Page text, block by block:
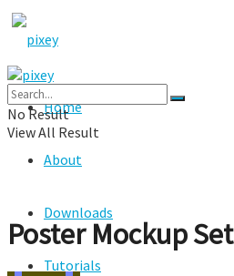
Home
About
Downloads
Tutorials
No Result
View All Result
Poster Mockup Set